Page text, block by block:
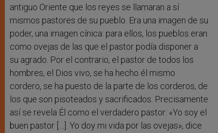
antiguo Oriente que los reyes se llamaran a sí
mismos pastores de su pueblo. Era una imagen de su
poder, una imagen cínica: para ellos, los pueblos eran
como ovejas de las que el pastor podía disponer a
su agrado. Por el contrario, el pastor de todos los
hombres, el Dios vivo, se ha hecho él mismo
cordero, se ha puesto de la parte de los corderos, de
los que son pisoteados y sacrificados. Precisamente
así se revela Él como el verdadero pastor: «Yo soy el
buen pastor […]. Yo doy mi vida por las ovejas», dice